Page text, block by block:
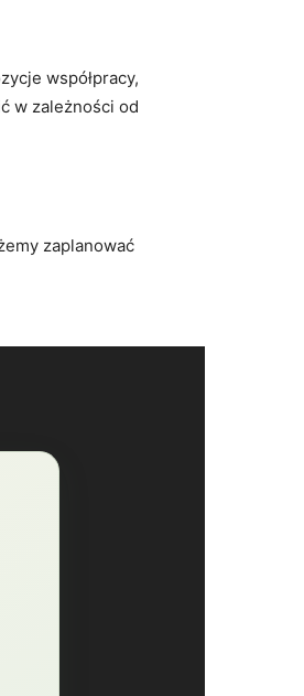
współpracy,
w zależności od
zaplanować